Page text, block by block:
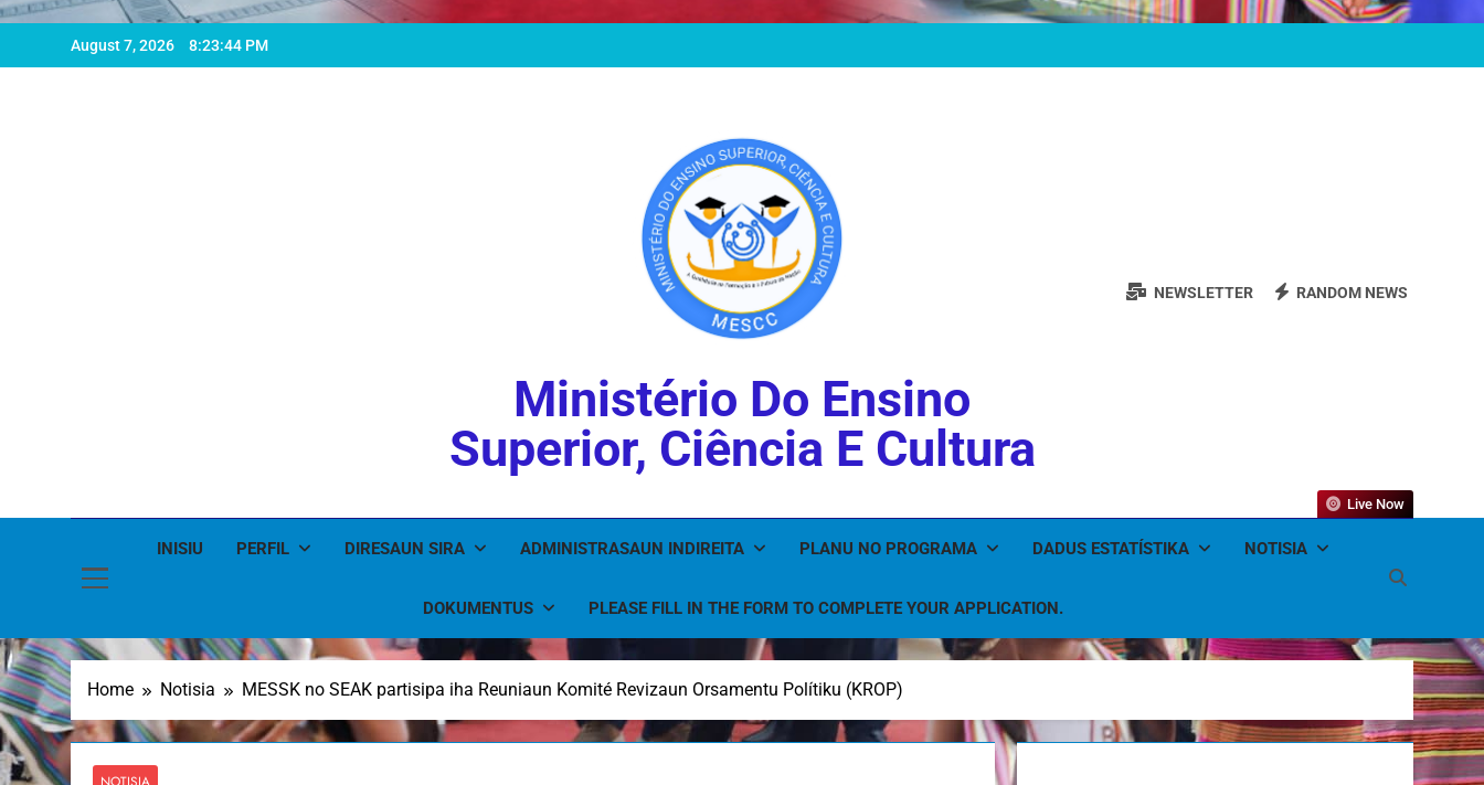
August 7, 2026 8:23:46 PM
Ministério Do Ensino
Superior, Ciência E Cultura
NEWSLETTER RANDOM NEWS
INISIU PERFIL DIRESAUN SIRA ADMINISTRASAUN INDIREITA PLANU NO PROGRAMA DADUS ESTATÍSTIKA NOTISIA
DOKUMENTUS PLEASE FILL IN THE FORM TO COMPLETE YOUR APPLICATION.
Live Now
Home Notisia MESSK no SEAK partisipa iha Reuniaun Komité Revizaun Orsamentu Polítiku (KROP)
NOTISIA